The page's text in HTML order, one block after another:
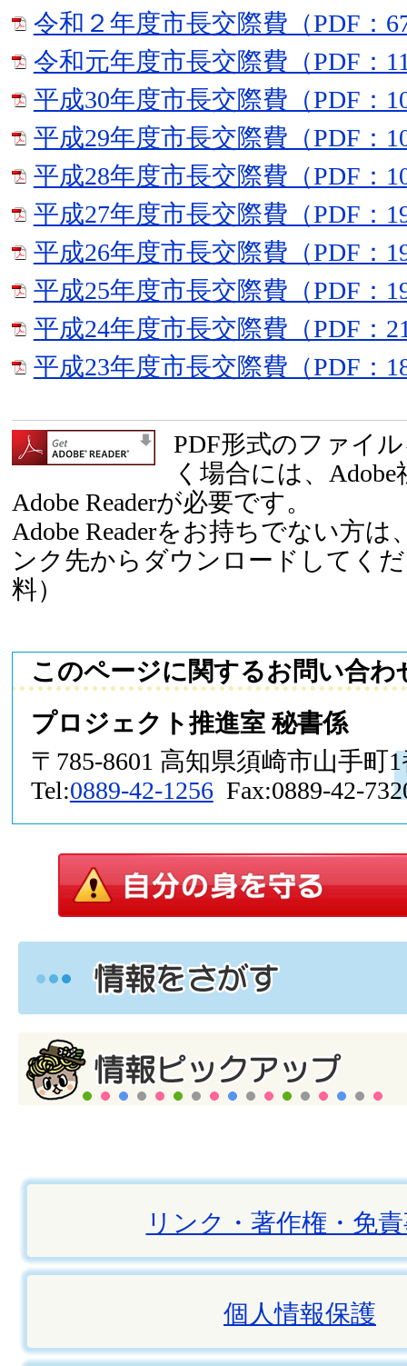
令和２年度市長交際費（PDF：
令和元年度市長交際費（PDF：
平成30年度市長交際費（PDF：
平成29年度市長交際費（PDF：
平成28年度市長交際費（PDF：
平成27年度市長交際費（PDF：
平成26年度市長交際費（PDF：
平成25年度市長交際費（PDF：
平成24年度市長交際費（PDF：
平成23年度市長交際費（PDF：
PDF形式のファイ
く場合には、
Adobe Readerが必要です。
Adobe Readerをお持ちでない方は
ンク先からダウンロードしてく
料）
このページに関するお問い合わ
プロジェクト推進室 秘書係
〒785-8601 高知県須崎市山手町
Tel:0889-42-1256Fax:0889-42-
リンク・著作権・免
個人情報保護